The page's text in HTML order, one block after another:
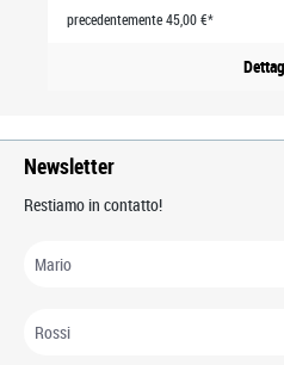
precedentemente 45,00 €*
Newsletter
Restiamo in contatto!